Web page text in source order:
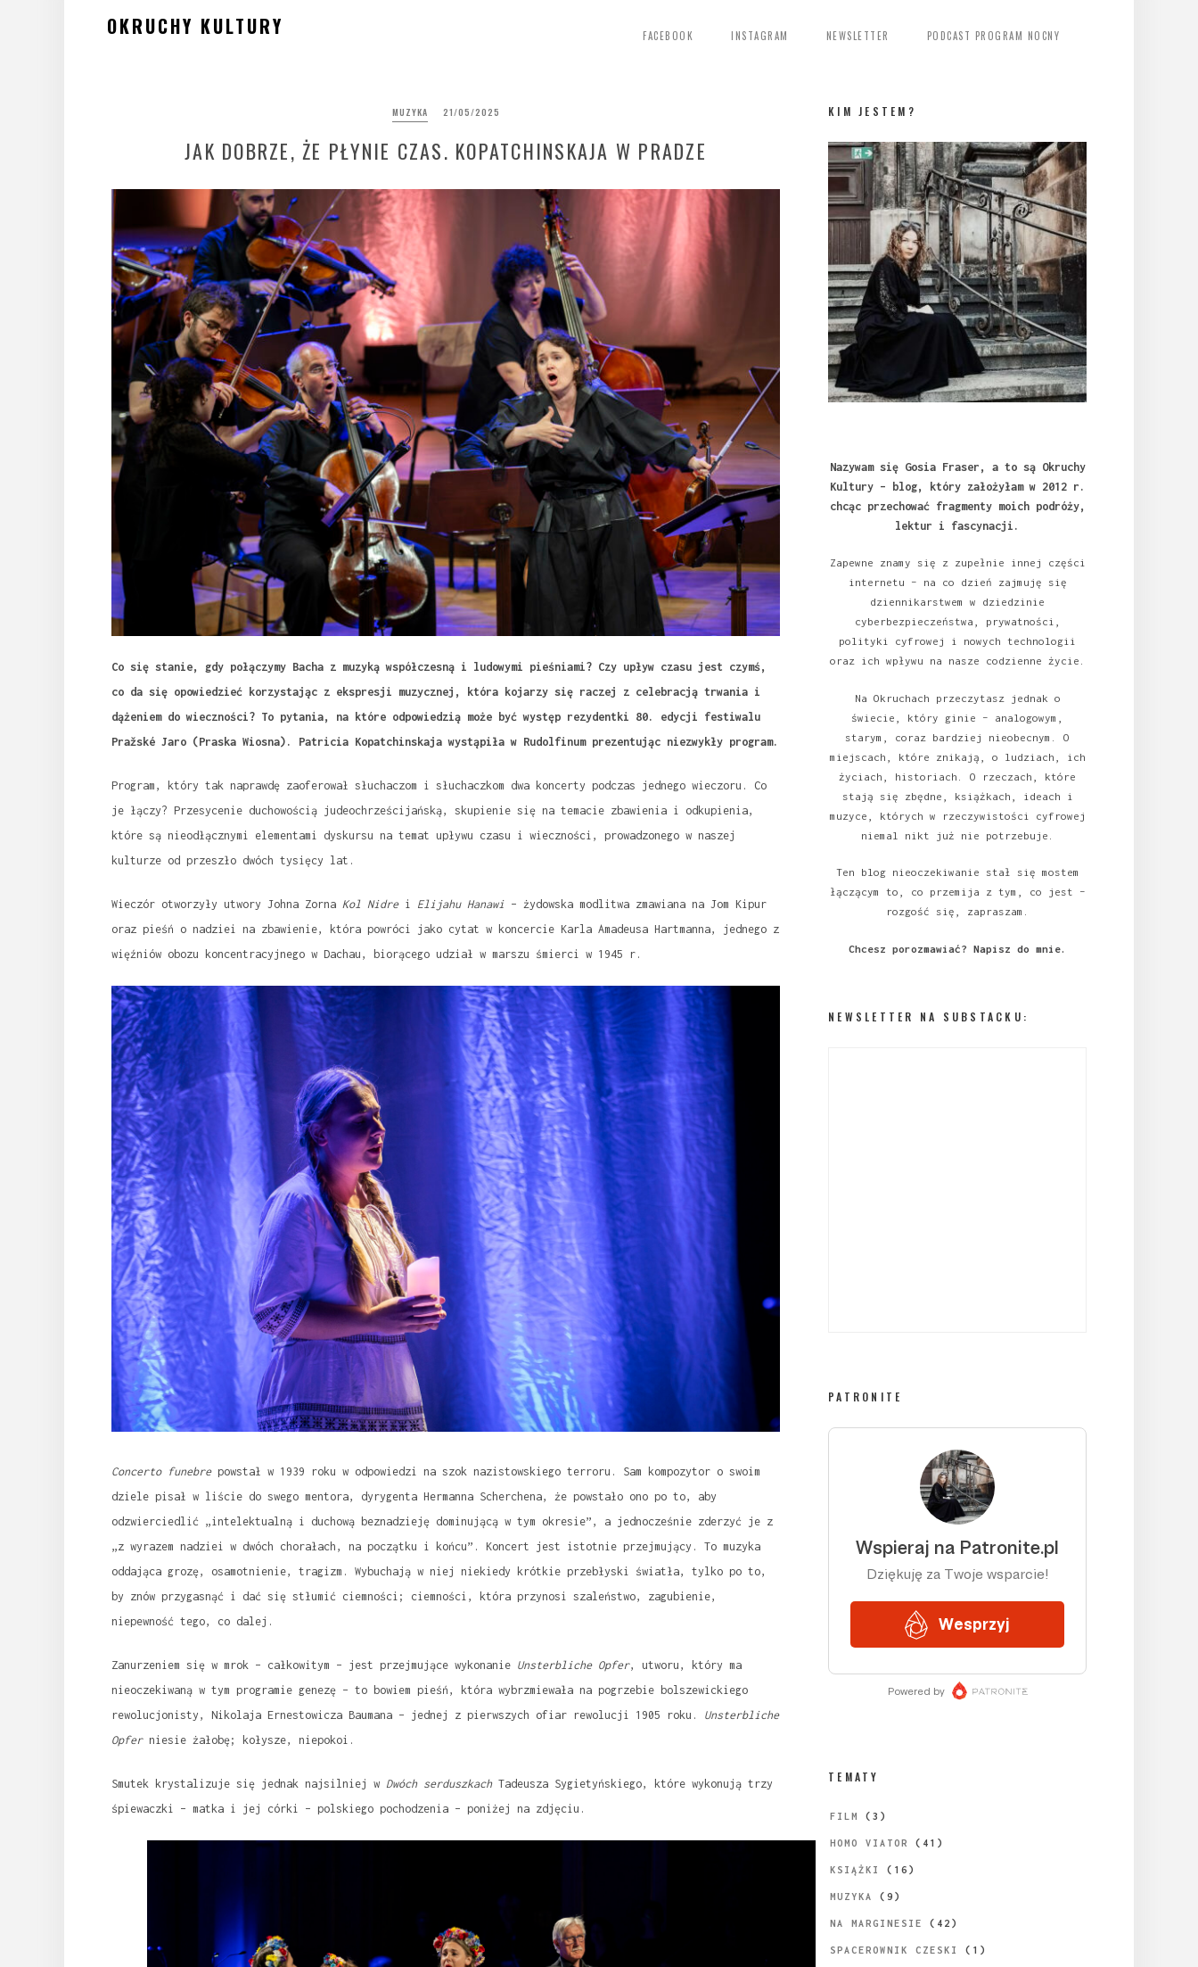
OKRUCHY KULTURY FACEBOOK INSTAGRAM NEWSLETTER PODCAST PROGRAM NOCNY
MUZYKA 21/05/2025
JAK DOBRZE, ŻE PŁYNIE CZAS. KOPATCHINSKAJA W PRADZE
Co się stanie, gdy połączymy Bacha z muzyką współczesną i ludowymi pieśniami? Czy upływ czasu jest czymś,
co da się opowiedzieć korzystając z ekspresji muzycznej, która kojarzy się raczej z celebracją trwania i
dążeniem do wieczności? To pytania, na które odpowiedzią może być występ rezydentki 80. edycji festiwalu
Pražské Jaro (Praska Wiosna). Patricia Kopatchinskaja wystąpiła w Rudolfinum prezentując niezwykły program.
Program, który tak naprawdę zaoferował słuchaczom i słuchaczkom dwa koncerty podczas jednego wieczoru. Co
je łączy? Przesycenie duchowością judeochrześcijańską, skupienie się na temacie zbawienia i odkupienia,
które są nieodłącznymi elementami dyskursu na temat upływu czasu i wieczności, prowadzonego w naszej
kulturze od przeszło dwóch tysięcy lat.
Wieczór otworzyły utwory Johna Zorna Kol Nidre i Elijahu Hanawi – żydowska modlitwa zmawiana na Jom Kipur
oraz pieśń o nadziei na zbawienie, która powróci jako cytat w koncercie Karla Amadeusa Hartmanna, jednego z
więźniów obozu koncentracyjnego w Dachau, biorącego udział w marszu śmierci w 1945 r.
Concerto funebrepowstał w 1939 roku w odpowiedzi na szok nazistowskiego terroru. Sam kompozytor o swoim
dziele pisał w liście do swego mentora, dyrygenta Hermanna Scherchena, że powstało ono po to, aby
odzwierciedlić „intelektualną i duchową beznadzieję dominującą w tym okresie”, a jednocześnie zderzyć je z
„z wyrazem nadziei w dwóch chorałach, na początku i końcu”. Koncert jest istotnie przejmujący. To muzyka
oddająca grozę, osamotnienie, tragizm. Wybuchają w niej niekiedy krótkie przebłyski światła, tylko po to,
by znów przygasnąć i dać się stłumić ciemności; ciemności, która przynosi szaleństwo, zagubienie,
niepewność tego, co dalej.
Zanurzeniem się w mrok – całkowitym – jest przejmujące wykonanie Unsterbliche Opfer, utworu, który ma
nieoczekiwaną w tym programie genezę – to bowiem pieśń, która wybrzmiewała na pogrzebie bolszewickiego
rewolucjonisty, Nikolaja Ernestowicza Baumana – jednej z pierwszych ofiar rewolucji 1905 roku. Unsterbliche
Opfer niesie żałobę; kołysze, niepokoi.
Smutek krystalizuje się jednak najsilniej w Dwóch serduszkach Tadeusza Sygietyńskiego, które wykonują trzy
śpiewaczki – matka i jej córki – polskiego pochodzenia – poniżej na zdjęciu.
KIM JESTEM?
Nazywam się Gosia Fraser, a to są Okruchy
Kultury – blog, który założyłam w 2012 r.
chcąc przechować fragmenty moich podróży,
lektur i fascynacji.
Zapewne znamy się z zupełnie innej części
internetu – na co dzień zajmuję się
dziennikarstwem w dziedzinie
cyberbezpieczeństwa, prywatności,
polityki cyfrowej i nowych technologii
oraz ich wpływu na nasze codzienne życie.
Na Okruchach przeczytasz jednak o
świecie, który ginie – analogowym,
starym, coraz bardziej nieobecnym. O
miejscach, które znikają, o ludziach, ich
życiach, historiach. O rzeczach, które
stają się zbędne, książkach, ideach i
muzyce, których w rzeczywistości cyfrowej
niemal nikt już nie potrzebuje.
Ten blog nieoczekiwanie stał się mostem
łączącym to, co przemija z tym, co jest –
rozgość się, zapraszam.
Chcesz porozmawiać? Napisz do mnie.
NEWSLETTER NA SUBSTACKU:
PATRONITE
TEMATY
FILM (3)
HOMO VIATOR (41)
KSIĄŻKI (16)
MUZYKA (9)
NA MARGINESIE (42)
SPACEROWNIK CZESKI (1)